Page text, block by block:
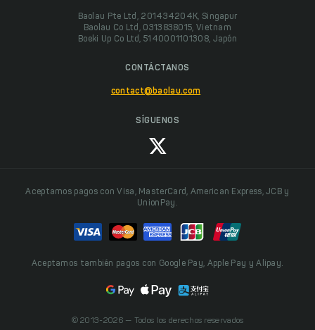
Baolau Pte Ltd, 201434204K, Singapur
Baolau Co Ltd, 0313838015, Vietnam
Boeki Up Co Ltd, 5140001101308, Japón
CONTÁCTANOS
contact@baolau.com
SÍGUENOS
Aceptamos pagos con Visa, MasterCard, American Express, JCB y
UnionPay.
Aceptamos también pagos con Google Pay, Apple Pay y Alipay.
© 2013-2026 — Todos los derechos reservados